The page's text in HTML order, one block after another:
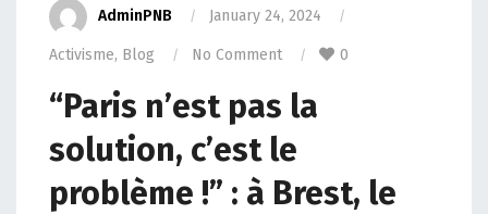
AdminPNB January 24, 2024
Activisme, Blog No Comment 0
“Paris n’est pas la
solution, c’est le
problème !” : à Brest, le